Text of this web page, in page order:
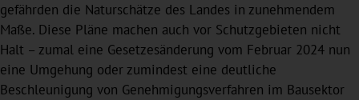
gefährden die Naturschätze des Landes in zunehmendem
Maße. Diese Pläne machen auch vor Schutzgebieten nicht
Halt – zumal eine Gesetzesänderung vom Februar 2024 nun
eine Umgehung oder zumindest eine deutliche
Beschleunigung von Genehmigungsverfahren im Bausektor